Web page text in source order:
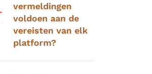
vermeldingen
voldoen aan de
vereisten van elk
platform?